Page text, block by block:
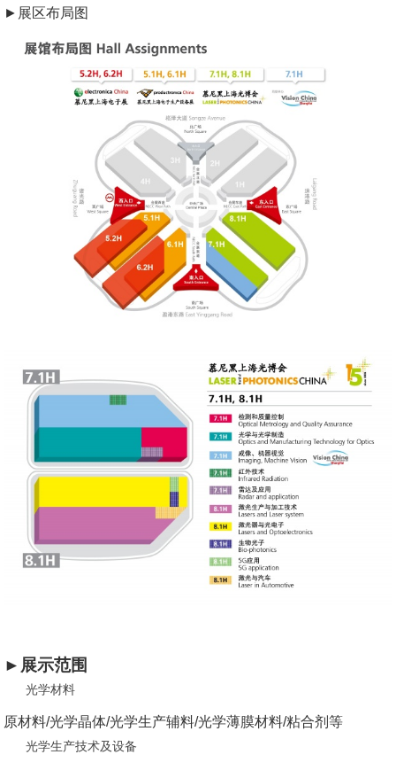
►展区布局图
►展示范围
光学材料
原材料/光学晶体/光学生产辅料/光学薄膜材料/粘合剂等
光学生产技术及设备